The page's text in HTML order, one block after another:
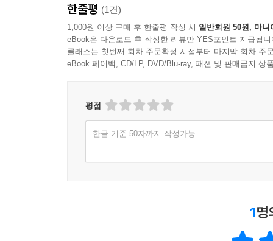
한줄평 (1건)
1,000원 이상 구매 후 한줄평 작성 시 일반회원 50원, 마니
eBook은 다운로드 후 작성한 리뷰만 YES포인트 지급됩니
클래스는 첫번째 회차 주문확정 시점부터 마지막 회차 주
eBook 페이백, CD/LP, DVD/Blu-ray, 패션 및 판매금지 상
평점
한글 기준 50자까지 작성가능
1명